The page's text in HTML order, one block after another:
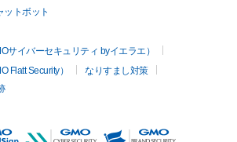
ットボット
サイバーセキュリティ byイエラエ）
Flatt Security）
なりすまし対策